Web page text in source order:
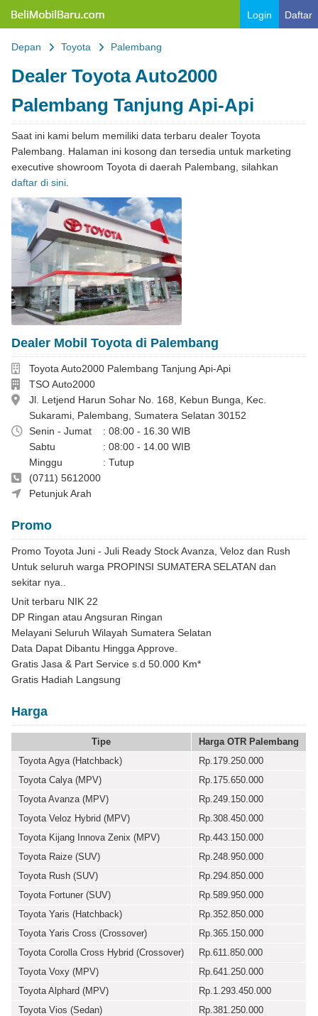
Login Daftar
Depan Toyota Palembang
Dealer Toyota Auto2000
Palembang Tanjung Api-Api
Saat ini kami belum memiliki data terbaru dealer Toyota
Palembang. Halaman ini kosong dan tersedia untuk marketing
executive showroom Toyota di daerah Palembang, silahkan
daftar di sini
Dealer Mobil Toyota di Palembang
Dealer
Toyota Auto2000 Palembang Tanjung Api-Api
Perusahaan
TSO Auto2000
Alamat
Jl. Letjend Harun Sohar No. 168, Kebun Bunga, Kec.
Sukarami, Palembang, Sumatera Selatan 30152
Jam Operasional
Senin - Jumat
: 08:00 - 16.30 WIB
Sabtu
: 08:00 - 14.00 WIB
Minggu
: Tutup
Telepon
(0711) 5612000
Anton Vedericco 085382600506
Petunjuk Arah
Promo
Promo Toyota Juni - Juli Ready Stock Avanza, Veloz dan Rush
Untuk seluruh warga PROPINSI SUMATERA SELATAN dan
sekitar nya..
Unit terbaru NIK 22
DP Ringan atau Angsuran Ringan
Melayani Seluruh Wilayah Sumatera Selatan
Data Dapat Dibantu Hingga Approve.
Gratis Jasa & Part Service s.d 50.000 Km*
Gratis Hadiah Langsung
Harga
Tipe
Harga OTR Palembang
Toyota Agya (Hatchback)
Rp.179.250.000
Toyota Calya (MPV)
Rp.175.650.000
Toyota Avanza (MPV)
Rp.249.150.000
Toyota Veloz Hybrid (MPV)
Rp.308.450.000
Toyota Kijang Innova Zenix (MPV)
Rp.443.150.000
Toyota Raize (SUV)
Rp.248.950.000
Toyota Rush (SUV)
Rp.294.850.000
Toyota Fortuner (SUV)
Rp.589.950.000
Toyota Yaris (Hatchback)
Rp.352.850.000
Toyota Yaris Cross (Crossover)
Rp.365.150.000
Toyota Corolla Cross Hybrid (Crossover)
Rp.611.850.000
Toyota Voxy (MPV)
Rp.641.250.000
Toyota Alphard (MPV)
Rp.1.293.450.000
Toyota Vios (Sedan)
Rp.381.250.000